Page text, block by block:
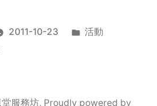
2011-10-23
Posted
活動
服務坊, Proudly powered by